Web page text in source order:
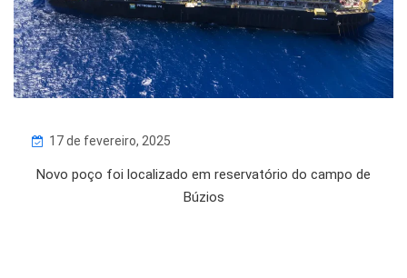
17 de fevereiro, 2025
Novo poço foi localizado em reservatório do campo de
Búzios